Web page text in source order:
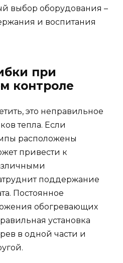
выбор оборудования –
и воспитания
при
контроле
это неправильное
тепла. Если
расположены
привести к
поддержание
Постоянное
обогревающих
установка
в одной части и